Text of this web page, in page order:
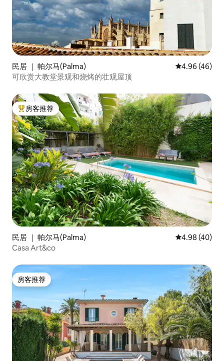
民居 ｜ 帕尔马(Palma) 平均评分
4.96 (46)
可欣赏大教堂景观和烧烤的壮观屋顶
热门「房客推荐」
房客推荐
民居 ｜ 帕尔马(Palma) 平均评分
4.98 (40)
Casa Art&co
房客推荐
房客推荐